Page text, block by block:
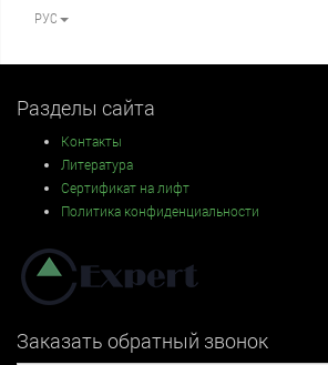
РУС
Разделы сайта
Контакты
Литература
Сертификат на лифт
Политика конфиденциальности
Заказать обратный звонок